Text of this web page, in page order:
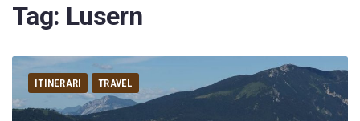
Tag: Lusern
ITINERARI TRAVEL